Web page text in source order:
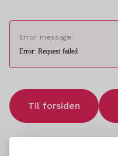
Error message:
Error: Request failed
Til forsiden